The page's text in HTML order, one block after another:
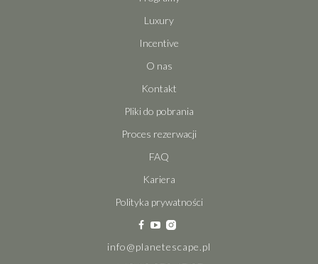
Luxury
Incentive
O nas
Kontakt
Pliki do pobrania
Proces rezerwacji
FAQ
Kariera
Polityka prywatności
info@planetescape.pl